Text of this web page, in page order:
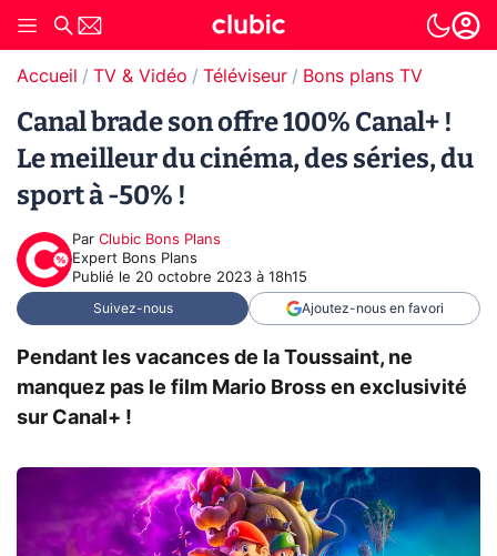
Accueil TV & Vidéo Téléviseur Bons plans TV
Canal brade son offre 100% Canal+ !
Le meilleur du cinéma, des séries, du
sport à -50% !
Par Clubic Bons Plans
Expert Bons Plans
Publié le 20 octobre 2023 à 18h15
Suivez-nous Ajoutez-nous en favori
Pendant les vacances de la Toussaint, ne
manquez pas le film Mario Bross en exclusivité
sur Canal+ !